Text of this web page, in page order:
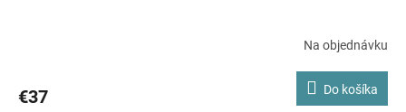
Na objednávku
€37 Do košíka